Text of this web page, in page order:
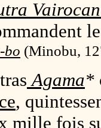
bo (Minobu,
Agama*
,
mille fois